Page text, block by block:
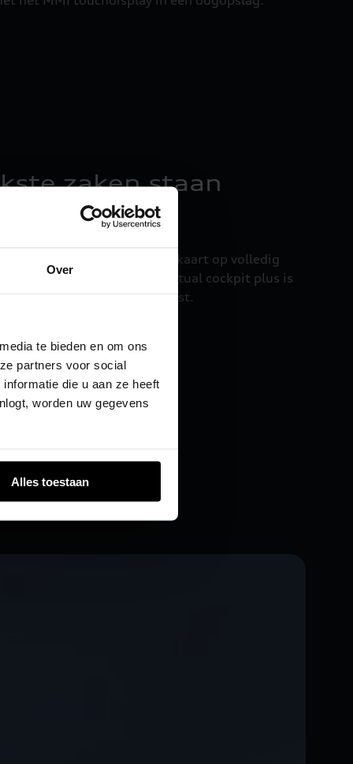
Over
te bieden en om ons
partners voor social
die u aan ze heeft
worden uw gegevens
Alles toestaan
zaken staan
tot een navigatiekaart op volledig
zien. De 11,9 inch Audi virtual cockpit plus is
dat zich flexibel aanpast.